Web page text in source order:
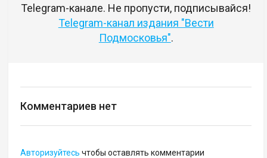
Telegram-канале. Не пропусти, подписывайся!
Telegram-канал издания "Вести
Подмосковья".
Комментариев нет
Авторизуйтесь чтобы оставлять комментарии